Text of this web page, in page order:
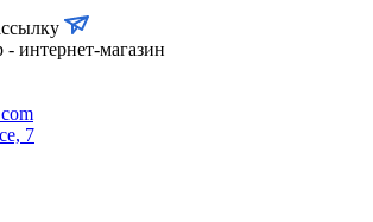
интернет-магазин
7